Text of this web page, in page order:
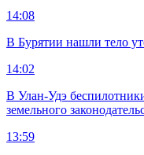
14:08
В Бурятии нашли тело
14:02
В Улан-Удэ
земельного
13:59